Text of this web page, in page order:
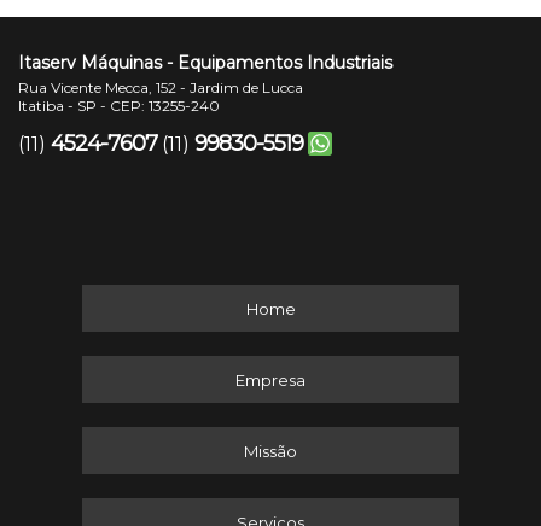
Itaserv Máquinas - Equipamentos Industriais
Rua Vicente Mecca, 152 - Jardim de Lucca
Itatiba - SP - CEP: 13255-240
(11) 4524-7607 (11) 99830-5519
Home
Empresa
Missão